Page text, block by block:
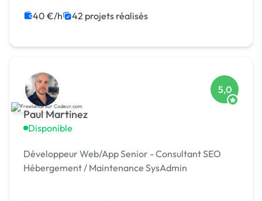
40 €/h 42 projets réalisés
Paul Martinez
Disponible
5,0
Développeur Web/App Senior - Consultant SEO
Hébergement / Maintenance SysAdmin